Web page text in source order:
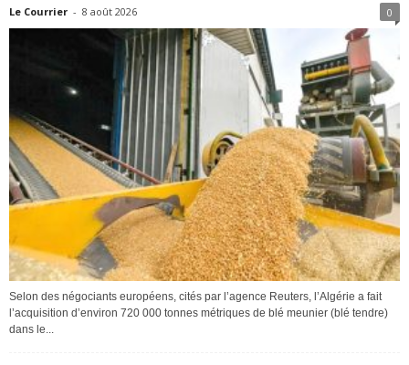
Le Courrier - 8 août 2026 0
Selon des négociants européens, cités par l’agence Reuters, l’Algérie a fait
l’acquisition d’environ 720 000 tonnes métriques de blé meunier (blé tendre)
dans le...